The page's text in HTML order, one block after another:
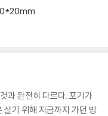
과 완전히 다르다. 포기가
살기 위해 지금까지 가던 방